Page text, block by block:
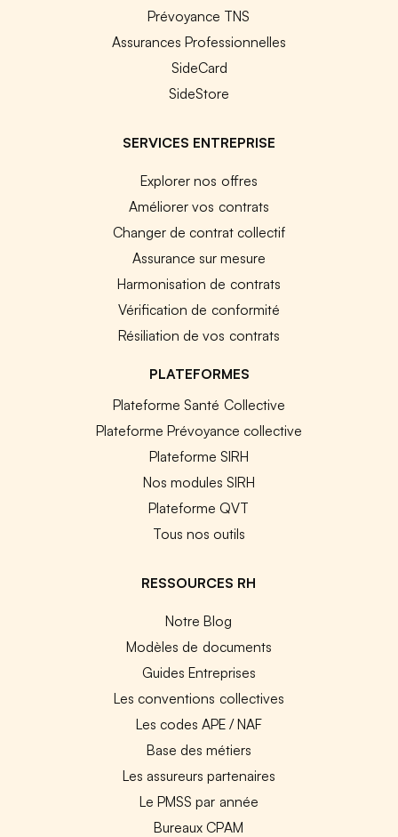
Prévoyance TNS
Assurances Professionnelles
SideCard
SideStore
SERVICES ENTREPRISE
Explorer nos offres
Améliorer vos contrats
Changer de contrat collectif
Assurance sur mesure
Harmonisation de contrats
Vérification de conformité
Résiliation de vos contrats
PLATEFORMES
Plateforme Santé Collective
Plateforme Prévoyance collective
Plateforme SIRH
Nos modules SIRH
Plateforme QVT
Tous nos outils
RESSOURCES RH
Notre Blog
Modèles de documents
Guides Entreprises
Les conventions collectives
Les codes APE / NAF
Base des métiers
Les assureurs partenaires
Le PMSS par année
Bureaux CPAM